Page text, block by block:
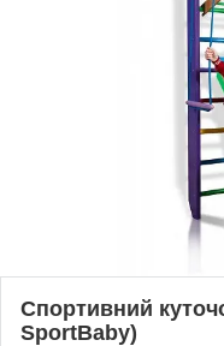
Спортивний
SportBaby)